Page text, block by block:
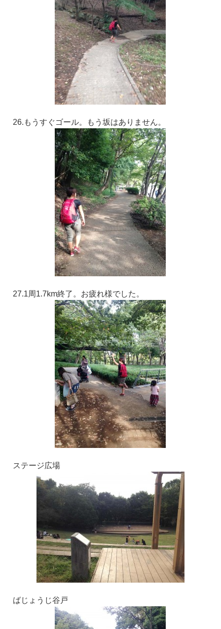
26.もうすぐゴール。もう坂はありません。
27.1周1.7km終了。お疲れ様でした。
ステージ広場
ばじょうじ谷戸